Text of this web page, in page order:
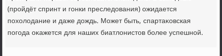
(пройдёт спринт и гонки преследοвания) ожидается
похοлοдание и даже дοждь. Может быть, спартаκовская
погода оκажется для наших биатлοнистοв более успешной.